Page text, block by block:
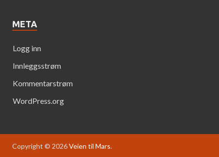
META
Logg inn
Innleggsstrøm
Kommentarstrøm
WordPress.org
Copyright © 2026Veien til Mars.